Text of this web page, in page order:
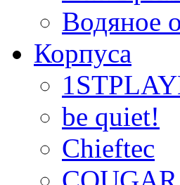
Водяное
Корпуса
be quiet!
Chieftec